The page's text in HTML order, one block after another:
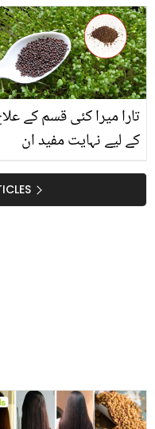
کتنے بہترین فوائد حاصل
ہوسکتے ہیں
تارا میرا کئی قسم کے
کے لیے نہایت مفید ان
کیسے کرنا چاہیے اور ان
کیا فوائد ہیں؟